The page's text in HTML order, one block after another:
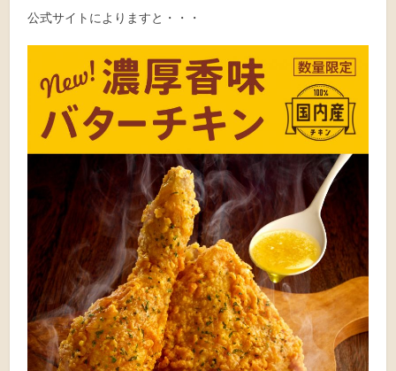
公式サイトによりますと・・・